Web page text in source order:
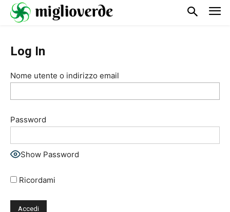
Log In
Nome utente o indirizzo email
Password
Show Password
Ricordami